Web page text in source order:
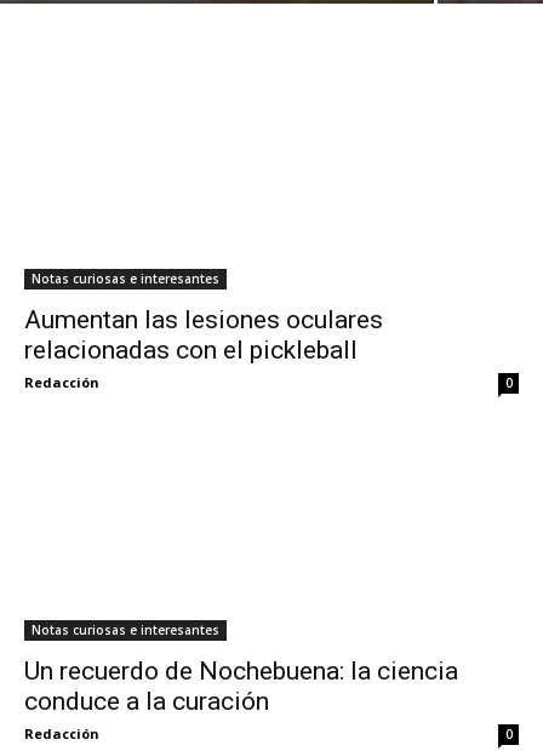
Notas curiosas e interesantes
Aumentan las lesiones oculares
relacionadas con el pickleball
Redacción 0
Notas curiosas e interesantes
Un recuerdo de Nochebuena: la ciencia
conduce a la curación
Redacción 0